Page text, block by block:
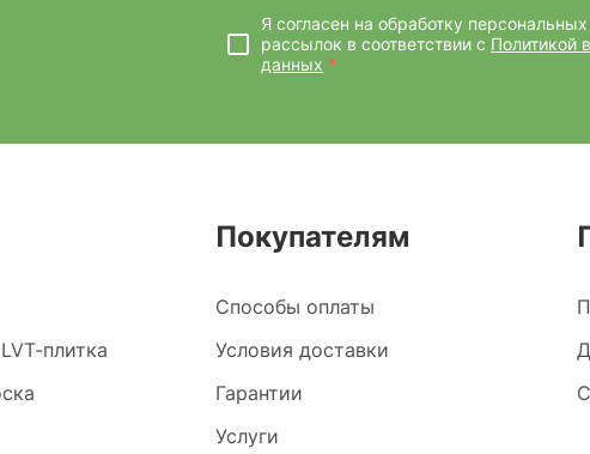
Я согласен на обработку
рассылок в соответствии с Политикой
данных *
плитка
Покупателям
Способы оплаты
Условия доставки
Гарантии
Услуги